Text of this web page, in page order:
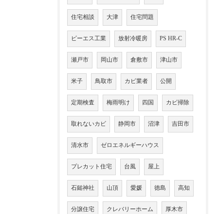
住宅相談 大津 住宅問題
ピーエス工業 放射冷暖房 PS HR-C
瀬戸市 岡山市 倉敷市 津山市
米子 鳥取市 カビ業者 公開
定期検査 梅雨明け 四国 カビ掃除
取れないカビ 静岡市 沼津 吉田市
清水市 ゼロエネルギーハウス
プレカット住宅 台風 屋上
石鎚神社 山頂 愛媛 徳島 高知
分譲住宅 クレバリーホーム 厚木市